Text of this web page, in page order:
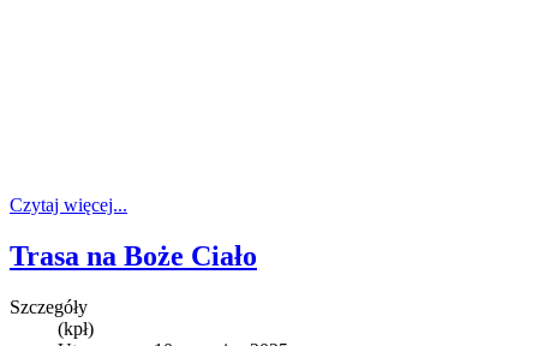
Czytaj więcej...
Trasa na Boże Ciało
Szczegóły
(kpł)